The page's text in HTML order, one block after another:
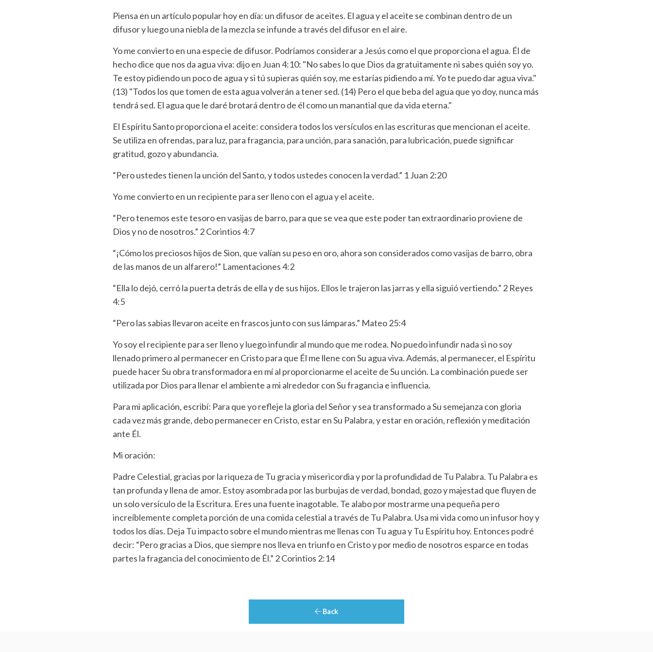
Piensa en un artículo popular hoy en día: un difusor de aceites. El agua y el aceite se combinan dentro de un
difusor y luego una niebla de la mezcla se infunde a través del difusor en el aire.
Yo me convierto en una especie de difusor. Podríamos considerar a Jesús como el que proporciona el agua. Él de
hecho dice que nos da agua viva: dijo en Juan 4:10: "No sabes lo que Dios da gratuitamente ni sabes quién soy yo.
Te estoy pidiendo un poco de agua y si tú supieras quién soy, me estarías pidiendo a mí. Yo te puedo dar agua viva."
(13) "Todos los que tomen de esta agua volverán a tener sed. (14) Pero el que beba del agua que yo doy, nunca más
tendrá sed. El agua que le daré brotará dentro de él como un manantial que da vida eterna."
El Espíritu Santo proporciona el aceite: considera todos los versículos en las escrituras que mencionan el aceite.
Se utiliza en ofrendas, para luz, para fragancia, para unción, para sanación, para lubricación, puede significar
gratitud, gozo y abundancia.
“Pero ustedes tienen la unción del Santo, y todos ustedes conocen la verdad.” 1 Juan 2:20
Yo me convierto en un recipiente para ser lleno con el agua y el aceite.
“Pero tenemos este tesoro en vasijas de barro, para que se vea que este poder tan extraordinario proviene de
Dios y no de nosotros.” 2 Corintios 4:7
“¡Cómo los preciosos hijos de Sion, que valían su peso en oro, ahora son considerados como vasijas de barro, obra
de las manos de un alfarero!” Lamentaciones 4:2
“Ella lo dejó, cerró la puerta detrás de ella y de sus hijos. Ellos le trajeron las jarras y ella siguió vertiendo.” 2 Reyes
4:5
“Pero las sabias llevaron aceite en frascos junto con sus lámparas.” Mateo 25:4
Yo soy el recipiente para ser lleno y luego infundir al mundo que me rodea. No puedo infundir nada si no soy
llenado primero al permanecer en Cristo para que Él me llene con Su agua viva. Además, al permanecer, el Espíritu
puede hacer Su obra transformadora en mí al proporcionarme el aceite de Su unción. La combinación puede ser
utilizada por Dios para llenar el ambiente a mi alrededor con Su fragancia e influencia.
Para mi aplicación, escribí: Para que yo refleje la gloria del Señor y sea transformado a Su semejanza con gloria
cada vez más grande, debo permanecer en Cristo, estar en Su Palabra, y estar en oración, reflexión y meditación
ante Él.
Mi oración:
Padre Celestial, gracias por la riqueza de Tu gracia y misericordia y por la profundidad de Tu Palabra. Tu Palabra es
tan profunda y llena de amor. Estoy asombrada por las burbujas de verdad, bondad, gozo y majestad que fluyen de
un solo versículo de la Escritura. Eres una fuente inagotable. Te alabo por mostrarme una pequeña pero
increíblemente completa porción de una comida celestial a través de Tu Palabra. Usa mi vida como un infusor hoy y
todos los días. Deja Tu impacto sobre el mundo mientras me llenas con Tu agua y Tu Espíritu hoy. Entonces podré
decir: “Pero gracias a Dios, que siempre nos lleva en triunfo en Cristo y por medio de nosotros esparce en todas
partes la fragancia del conocimiento de Él.” 2 Corintios 2:14
Back